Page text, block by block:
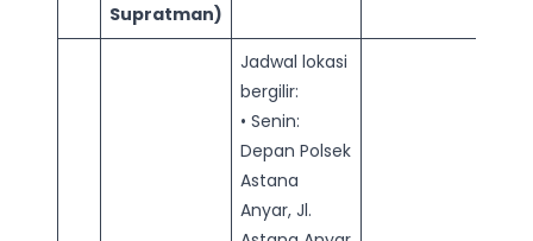
Supratman)
Jadwal lokasi
bergilir:
• Senin:
Depan Polsek
Astana
Anyar, Jl.